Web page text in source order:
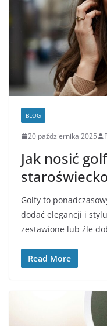
BLOG
20 października 2025
Jak nosić
Golfy to
dodać elegancji i
zestawione lub źle
Read More